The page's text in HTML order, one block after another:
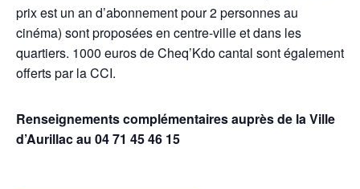
prix est un an d’abonnement pour 2 personnes au
cinéma) sont proposées en centre-ville et dans les
quartiers. 1000 euros de Cheq’Kdo cantal sont également
offerts par la CCI.
Renseignements complémentaires auprès de la Ville
d’Aurillac au 04 71 45 46 15